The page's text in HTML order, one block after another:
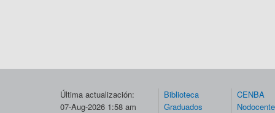
Última actualización:
07-Aug-2026 1:58 am
Biblioteca
Graduados
CENBA